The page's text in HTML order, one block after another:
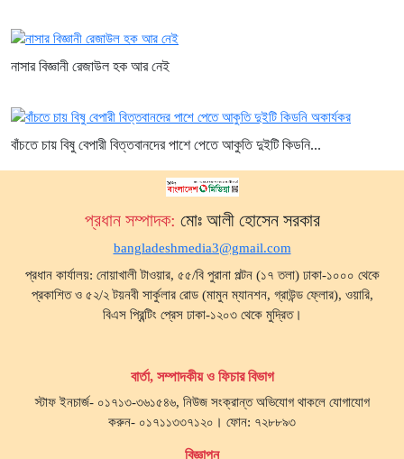
নাসার বিজ্ঞানী রেজাউল হক আর নেই
বাঁচতে চায় বিষু বেপারী বিত্তবানদের পাশে পেতে আকুতি দুইটি কিডনি...
প্রধান সম্পাদক: মোঃ আলী হোসেন সরকার
bangladeshmedia3@gmail.com
প্রধান কার্যালয়: নোয়াখালী টাওয়ার, ৫৫/বি পুরানা পল্টন (১৭ তলা) ঢাকা-১০০০ থেকে
প্রকাশিত ও ৫২/২ টয়নবী সার্কুলার রোড (মামুন ম্যানশন, গ্রাউন্ড ফ্লোর), ওয়ারি,
বিএস প্রিন্টিং প্রেস ঢাকা-১২০৩ থেকে মুদ্রিত।
বার্তা, সম্পাদকীয় ও ফিচার বিভাগ
স্টাফ ইনচার্জ- ০১৭১৩-৩৬১৫৪৬, নিউজ সংক্রান্ত অভিযোগ থাকলে যোগাযোগ
করুন- ০১৭১১৩৩৭১২০। ফোন: ৭২৮৮৯৩
বিজ্ঞাপন